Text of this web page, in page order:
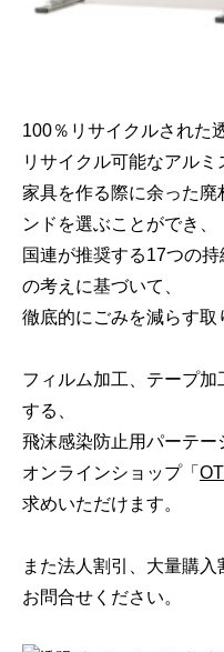
100％リサイクルされた
リサイクル可能なアルミ
家具を作る際に余った廃
ンドを選ぶことができ、
国連が推奨する17つの
の考えに基づいて、
徹底的にごみを減らす取
フィルム加工、テープ
する、
飛沫感染防止用パーテ
オンラインショップ「
求めいただけます。
また法人割引、大量購
お問合せください。